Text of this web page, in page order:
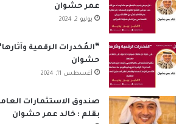
عمر حشوان
يوليو 2, 2024
“المُخدرات الرقمية
حشوان
أغسطس 11, 2024
صندوق الاستثمارات
بقلم : خالد عمر حشوان